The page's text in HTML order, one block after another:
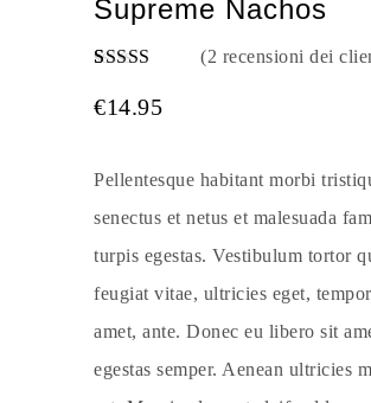
Supreme Nachos
4.50 su 5
(2 recensioni dei
€14.95
Pellentesque habitant morbi
senectus et netus et malesuada
turpis egestas. Vestibulum tortor
feugiat vitae, ultricies eget,
amet, ante. Donec eu libero sit
egestas semper. Aenean ultricies